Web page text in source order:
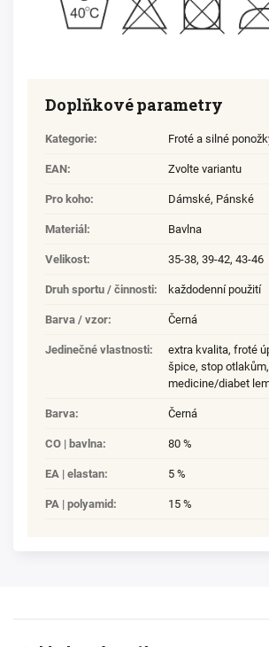
Doplňkové parametry
Kategorie: Froté a silné
EAN: Zvolte variantu
Pro koho: Dámské, Pánské
Materiál: Bavlna
Velikost: 35-38, 39-42, 43-46
Druh sportu / činnosti: každodenní použití
Barva / vzor: Černá
Jedinečné vlastnosti: extra kvalita, froté
špice, stop otlakům,
medicine/diabet
Barva: Černá
CO | bavlna: 80 %
EA | elastan: 5 %
PA | polyamid: 15 %